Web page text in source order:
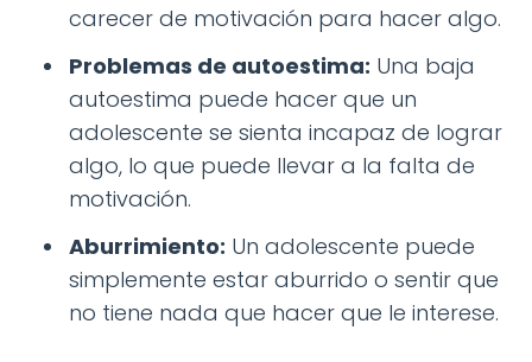
carecer de motivación para hacer algo.
Problemas de autoestima: Una baja
autoestima puede hacer que un
adolescente se sienta incapaz de lograr
algo, lo que puede llevar a la falta de
motivación.
Aburrimiento: Un adolescente puede
simplemente estar aburrido o sentir que
no tiene nada que hacer que le interese.